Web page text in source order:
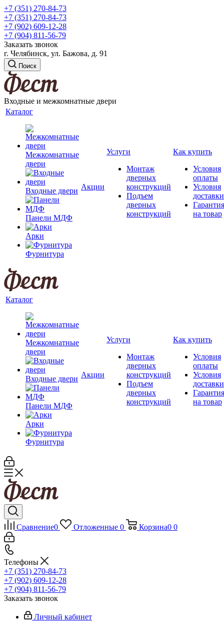
+7 (351) 270-84-73
+7 (351) 270-84-73
+7 (902) 609-12-28
+7 (904) 811-56-79
Заказать звонок
г. Челябинск, ул. Бажова, д. 91
Поиск
Входные и межкомнатные двери
Каталог
Межкомнатные
двери
Входные двери
Панели МДФ
Арки
Фурнитура
Акции
Услуги
Монтаж
дверных
конструкций
Подъем
дверных
конструкций
Как купить
Условия
оплаты
Условия
доставки
Гарантия
на товар
Каталог
Межкомнатные
двери
Входные двери
Панели МДФ
Арки
Фурнитура
Акции
Услуги
Монтаж
дверных
конструкций
Подъем
дверных
конструкций
Как купить
Условия
оплаты
Условия
доставки
Гарантия
на товар
Сравнение0 Отложенные 0 Корзина0 0
Телефоны
+7 (351) 270-84-73
+7 (902) 609-12-28
+7 (904) 811-56-79
Заказать звонок
Личный кабинет